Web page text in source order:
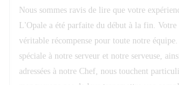
Nous sommes ravis de lire que votre
L'Opale a été parfaite du début à la fin. Votre
véritable récompense pour toute notre
spéciale à notre serveur et notre serveuse,
adressées à notre Chef, nous touchent